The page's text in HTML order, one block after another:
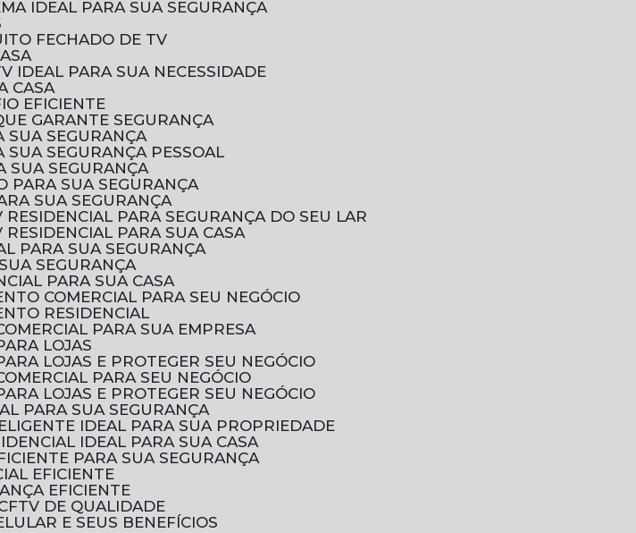
IDEAL PARA SUA SEGURANÇA
FECHADO DE TV
IDEAL PARA SUA NECESSIDADE
CASA
EFICIENTE
GARANTE SEGURANÇA
SUA SEGURANÇA
SUA SEGURANÇA PESSOAL
SUA SEGURANÇA
PARA SUA SEGURANÇA
SUA SEGURANÇA
PARA SEGURANÇA DO SEU LAR
RESIDENCIAL PARA SUA CASA
PARA SUA SEGURANÇA
SEGURANÇA
PARA SUA CASA
COMERCIAL PARA SEU NEGÓCIO
RESIDENCIAL
PARA SUA EMPRESA
LOJAS
LOJAS E PROTEGER SEU NEGÓCIO
PARA SEU NEGÓCIO
LOJAS E PROTEGER SEU NEGÓCIO
PARA SUA SEGURANÇA
IDEAL PARA SUA PROPRIEDADE
IDEAL PARA SUA CASA
PARA SUA SEGURANÇA
EFICIENTE
EFICIENTE
DE QUALIDADE
E SEUS BENEFÍCIOS